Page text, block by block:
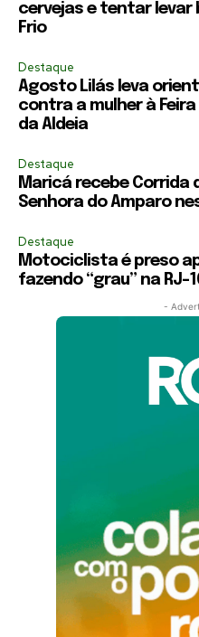
cervejas e tentar levar
Frio
Destaque
Agosto Lilás leva
contra a mulher à
da Aldeia
Destaque
Maricá recebe Corrida
Senhora do Amparo
Destaque
Motociclista é preso
fazendo “grau” na RJ-
-